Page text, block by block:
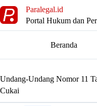
to
content
Paralegal.id
Portal Hukum dan
Beranda
Undang-Undang Nomor 11
Cukai